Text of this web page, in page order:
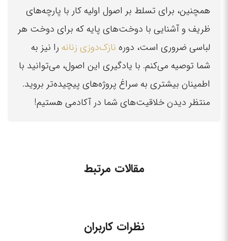
همچنین، برای تسلط بر اصول اولیه کار با پارچه‌های
ظریف و آشنایی با دوخت‌های پایه که برای دوخت هر
لباسی ضروری است، دوره نازک‌دوزی زنانه را نیز به
شما توصیه می‌کنم. با یادگیری این اصول، می‌توانید با
اطمینان بیشتری به سراغ پروژه‌های پیچیده‌تر بروید.
منتظر دیدن خلاقیت‌های شما در آکادمی هستیم!
مقالات مرتبط
نظرات کاربران